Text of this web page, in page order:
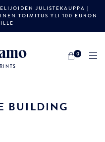
JULISTEKAUPPA |
TOIMITUS YLI 100 EURON
0
BUILDING